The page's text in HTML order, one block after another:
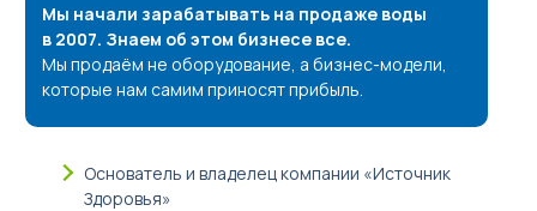
Мы начали зарабатывать на продаже воды
в 2007. Знаем об этом бизнесе все.
Мы продаём не оборудование, а бизнес-модели,
которые нам самим приносят прибыль.
Основатель и владелец компании «Источник
Здоровья»